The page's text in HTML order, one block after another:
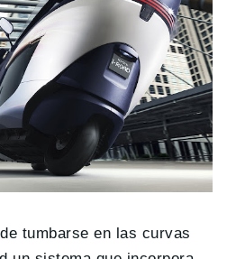
tumbarse en las curvas